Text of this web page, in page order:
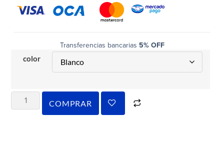
Transferencias bancarias 5% OFF
color
COMPRAR